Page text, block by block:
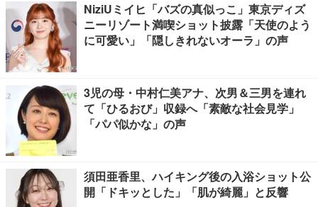
NiziUミイヒ「バズの真似っこ」東京ディズ
ニーリゾート満喫ショット披露「天使のよう
に可愛い」「隠しきれないオーラ」の声
3児の母・中村仁美アナ、次男＆三男を連れ
て「ひるおび」収録へ「素敵な社会見学」
「パパ似かな」の声
須田亜香里、ハイキング後の入浴ショット公
開「ドキッとした」「肌が綺麗」と反響